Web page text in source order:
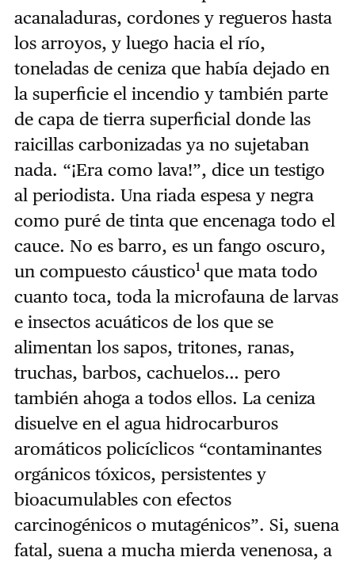
acanaladuras, cordones y regueros hasta
los arroyos, y luego hacia el río,
toneladas de ceniza que había dejado en
la superficie el incendio y también parte
de capa de tierra superficial donde las
raicillas carbonizadas ya no sujetaban
nada. “¡Era como lava!”, dice un testigo
al periodista. Una riada espesa y negra
como puré de tinta que encenaga todo el
cauce. No es barro, es un fango oscuro,
un compuesto cáustico1 que mata todo
cuanto toca, toda la microfauna de larvas
e insectos acuáticos de los que se
alimentan los sapos, tritones, ranas,
truchas, barbos, cachuelos… pero
también ahoga a todos ellos. La ceniza
disuelve en el agua hidrocarburos
aromáticos policíclicos “contaminantes
orgánicos tóxicos, persistentes y
bioacumulables con efectos
carcinogénicos o mutagénicos”. Si, suena
fatal, suena a mucha mierda venenosa, a